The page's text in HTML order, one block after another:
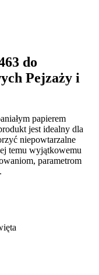
do
Pejzaży i
papierem
jest idealny dla
niepowtarzalne
temu wyjątkowemu
parametrom